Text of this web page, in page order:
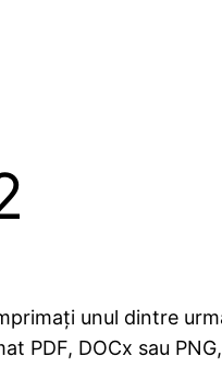
unul dintre
PDF, DOCx sau